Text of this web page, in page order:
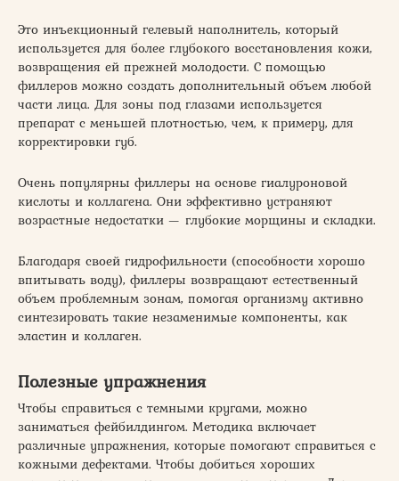
Это инъекционный гелевый наполнитель, который
используется для более глубокого восстановления кожи,
возвращения ей прежней молодости. С помощью
филлеров можно создать дополнительный объем любой
части лица. Для зоны под глазами используется
препарат с меньшей плотностью, чем, к примеру, для
корректировки губ.
Очень популярны филлеры на основе гиалуроновой
кислоты и коллагена. Они эффективно устраняют
возрастные недостатки — глубокие морщины и складки.
Благодаря своей гидрофильности (способности хорошо
впитывать воду), филлеры возвращают естественный
объем проблемным зонам, помогая организму активно
синтезировать такие незаменимые компоненты, как
эластин и коллаген.
Полезные упражнения
Чтобы справиться с темными кругами, можно
заниматься фейбилдингом. Методика включает
различные упражнения, которые помогают справиться с
кожными дефектами. Чтобы добиться хороших